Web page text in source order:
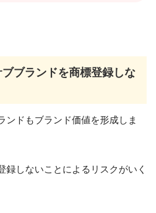
ブランドを商標登録しな
ンドもブランド価値を形成しま
録しないことによるリスクがいく